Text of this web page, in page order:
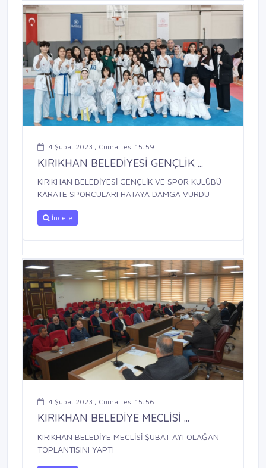
4 Şubat 2023 , Cumartesi 15:59
KIRIKHAN BELEDİYESİ GENÇLİK ...
KIRIKHAN BELEDİYESİ GENÇLİK VE SPOR KULÜBÜ
KARATE SPORCULARI HATAYA DAMGA VURDU
İncele
4 Şubat 2023 , Cumartesi 15:56
KIRIKHAN BELEDİYE MECLİSİ ...
KIRIKHAN BELEDİYE MECLİSİ ŞUBAT AYI OLAĞAN
TOPLANTISINI YAPTI